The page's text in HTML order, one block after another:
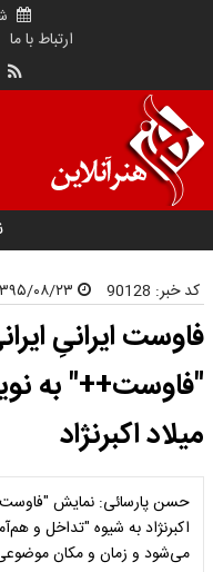
ارتباط با ما
کد خبر: 90128
فاوست ایرانیِ
"فاوست++" به
میلاد اکبرنژاد
حسن پارسائی: نمایش
اکبرنژاد به شیوه "تداخل و
می‌شود و زمان و مکان